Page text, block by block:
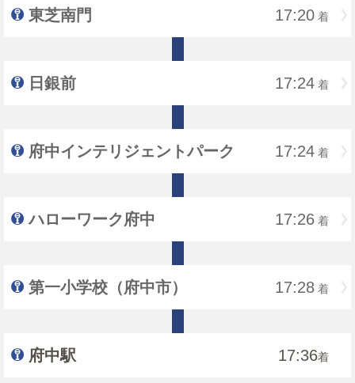
東芝南門 17:20 着
日銀前 17:24 着
府中インテリジェントパーク 17:24 着
ハローワーク府中 17:26 着
第一小学校（府中市） 17:28 着
府中駅 17:36着